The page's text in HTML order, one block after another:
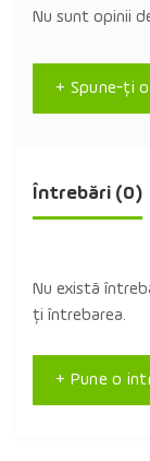
Nu sunt opinii
+ Spune-ţi
Întrebări (0)
Nu există
ți întrebarea.
+ Pune o